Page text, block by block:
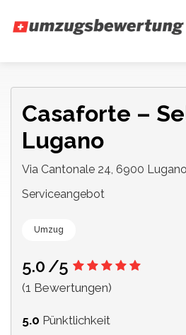
Casaforte –
Lugano
Via Cantonale 24, 6900 Lugano
Serviceangebot
Umzug
5.0 /5
(1 Bewertungen)
5.0 Pünktlichkeit